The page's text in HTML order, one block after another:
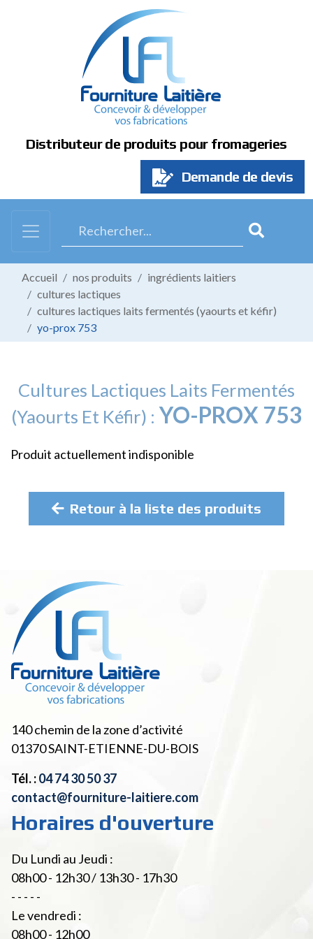
Distributeur de produits pour fromageries
Demande de devis
Accueil nos produits
ingrédients laitiers
cultures lactiques
cultures lactiques laits fermentés (yaourts et kéfir)
yo-prox 753
Cultures Lactiques Laits Fermentés
(yaourts Et Kéfir) : YO-PROX 753
Produit actuellement indisponible
Retour à la liste des produits
140 chemin de la zone d’activité
01370SAINT-ETIENNE-DU-BOIS
Tél. :04 74 30 50 37
contact@fourniture-laitiere.com
Horaires d'ouverture
Du Lundi au Jeudi :
08h00 - 12h30 / 13h30 - 17h30
- - - - -
Le vendredi :
08h00 - 12h00
Panneau de gestion des cookies